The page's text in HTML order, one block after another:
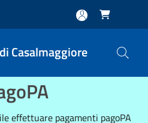

Casalmaggiore
effettuare pagamenti pagoPA